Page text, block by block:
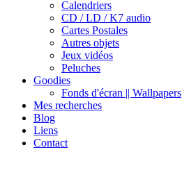
Calendriers
CD / LD / K7 audio
Cartes Postales
Autres objets
Jeux vidéos
Peluches
Goodies
Fonds d'écran || Wallpapers
Mes recherches
Blog
Liens
Contact